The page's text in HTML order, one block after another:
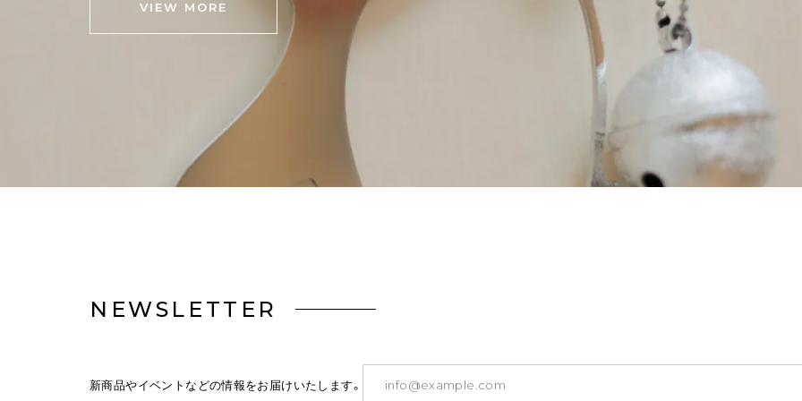
VIEW MORE
NEWSLETTER
新商品やイベントなどの情報をお届けいたします。